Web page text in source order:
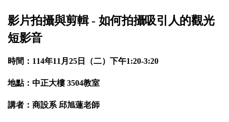
影片拍攝與剪輯 - 如何拍攝吸引人的觀光
短影音
時間：114年11月25日（二）下午1:20-3:20
地點：中正大樓 3504教室
講者：商設系 邱旭蓮老師